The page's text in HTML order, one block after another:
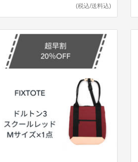
(税込/送料込)